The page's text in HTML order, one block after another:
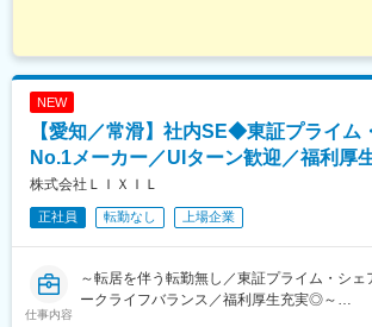
NEW
【愛知／常滑】社内SE◆東証プライム
No.1メーカー／UIターン歓迎／福利厚
株式会社ＬＩＸＩＬ
正社員 転勤なし 上場企業
仕事内容
～転居を伴う転勤無し／東証プライム・シェ
ークライフバランス／福利厚生充実◎～